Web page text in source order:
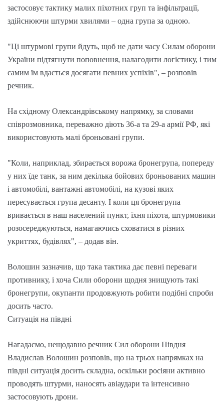
застосовує тактику малих піхотних груп та інфільтрації,
здійснюючи штурми хвилями – одна група за одною.
"Ці штурмові групи йдуть, щоб не дати часу Силам оборони
України підтягнути поповнення, налагодити логістику, і тим
самим їм вдається досягати певних успіхів", – розповів
речник.
На східному Олександрівському напрямку, за словами
співрозмовника, переважно діють 36-а та 29-а армії РФ, які
використовують малі броньовані групи.
"Коли, наприклад, збирається ворожа бронегрупа, попереду
у них їде танк, за ним декілька бойових броньованих машин
і автомобілі, вантажні автомобілі, на кузові яких
пересувається група десанту. І коли ця бронегрупа
вривається в наш населений пункт, їхня піхота, штурмовики
розосереджуються, намагаючись сховатися в різних
укриттях, будівлях", – додав він.
Волошин зазначив, що така тактика дає певні переваги
противнику, і хоча Сили оборони щодня знищують такі
бронегрупи, окупанти продовжують робити подібні спроби
досить часто.
Ситуація на півдні
Нагадаємо, нещодавно речник Сил оборони Півдня
Владислав Волошин розповів, що на трьох напрямках на
півдні ситуація досить складна, оскільки росіяни активно
проводять штурми, наносять авіаудари та інтенсивно
застосовують дрони.